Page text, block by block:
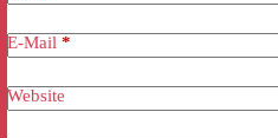
E-Mail *
Website